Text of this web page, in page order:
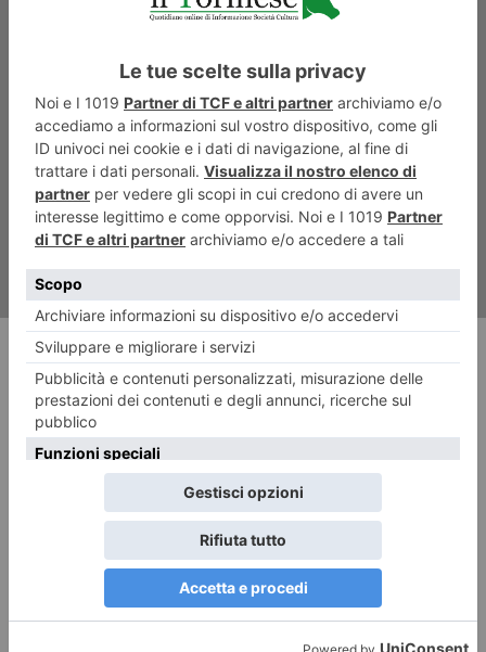
ARTICOLO SUCCESSIVO
Eso Peluzzi. Il pittore delle
more di Cairo
RECENTI: